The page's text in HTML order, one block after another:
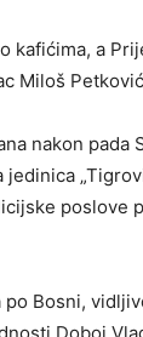
kafićima, a
Miloš
nakon pada
poslove
Bosni,